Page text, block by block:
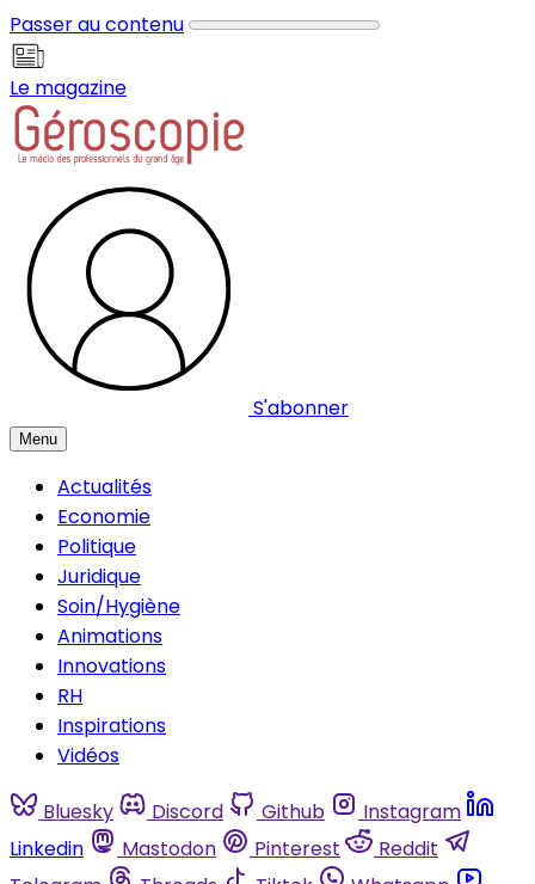
Passer au contenu
Le magazine
S'abonner
Menu
Actualités
Economie
Politique
Juridique
Soin/Hygiène
Animations
Innovations
RH
Inspirations
Vidéos
Bluesky Discord Github
Instagram
Linkedin
Mastodon Pinterest
Reddit
Panneau de gestion des cookies